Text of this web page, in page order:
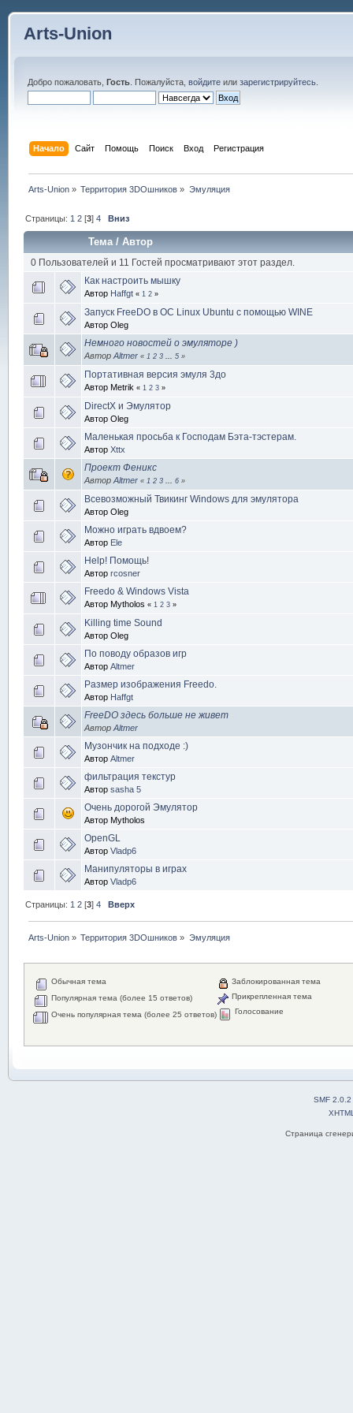
Arts-Union
Добро пожаловать, Гость. Пожалуйста, войдитеили зарегистрируйтесь.
Начало Сайт Помощь Поиск Вход Регистрация
Arts-Union » Территория 3DOшников » Эмуляция
Страницы: 1 2 [3]4 Вниз
Тема/ Автор
0 Пользователей и 11 Гостей просматривают этот раздел.
Как настроить мышку
Автор Haffgt « 1 2»
Запуск FreeDO в ОС Linux Ubuntu с помощью WINE
Автор Oleg
Немного новостей о эмуляторе )
Автор Altmer « 1 2 3 5»
Портативная версия эмуля 3до
Автор Metrik « 1 2 3»
DirectX и Эмулятор
Автор Oleg
Маленькая просьба к Господам Бэта-тэстерам.
Автор Xttx
Проект Феникс
Автор Altmer « 1 2 3 6»
Всевозможный Твикинг Windows для эмулятора
Автор Oleg
Можно играть вдвоем?
Автор Ele
Help! Помощь!
Автор rcosner
Freedo & Windows Vista
Автор Mytholos « 1 2 3»
Killing time Sound
Автор Oleg
По поводу образов игр
Автор Altmer
Размер изображения Freedo.
Автор Haffgt
FreeDO здесь больше не живет
Автор Altmer
Музончик на подходе :)
Автор Altmer
фильтрация текстур
Автор sasha 5
Очень дорогой Эмулятор
Автор Mytholos
OpenGL
Автор Vladp6
Манипуляторы в играх
Автор Vladp6
Страницы: 1 2 [3]4 Вверх
Arts-Union » Территория 3DOшников » Эмуляция
Обычная тема
Популярная тема (более 15 ответов)
Очень популярная тема (более 25 ответов)
Заблокированная тема
Прикрепленная тема
Голосование
SMF 2.0.2
Страница